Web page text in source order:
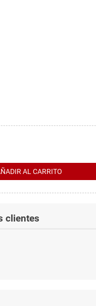
AL CARRITO
clientes